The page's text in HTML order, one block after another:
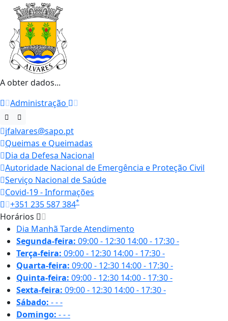
A obter dados...
Administração
jfalvares@sapo.pt
Queimas e Queimadas
Dia da Defesa Nacional
Autoridade Nacional de Emergência e Proteção Civil
Serviço Nacional de Saúde
Covid-19 - Informações
+351 235 587 384*
Horários
Dia Manhã TardeAtendimento
Segunda-feira: 09:00 - 12:30 14:00 - 17:30-
Terça-feira: 09:00 - 12:30 14:00 - 17:30-
Quarta-feira: 09:00 - 12:30 14:00 - 17:30-
Quinta-feira: 09:00 - 12:30 14:00 - 17:30-
Sexta-feira: 09:00 - 12:30 14:00 - 17:30-
Sábado: ---
Domingo: ---